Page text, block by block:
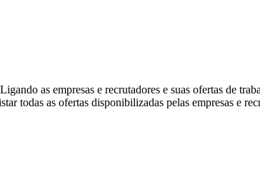
as empresas e recrutadores e suas ofertas de
todas as ofertas disponibilizadas pelas empresas e